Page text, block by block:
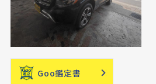
Goo鑑定書